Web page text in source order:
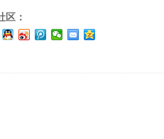
区：